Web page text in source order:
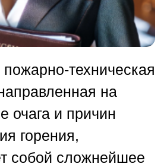
техническая
на
очага и причин
горения,
собой сложнейшее